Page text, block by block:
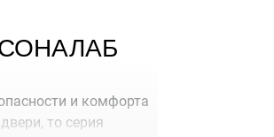
СОНАЛАБ
и комфорта
то серия